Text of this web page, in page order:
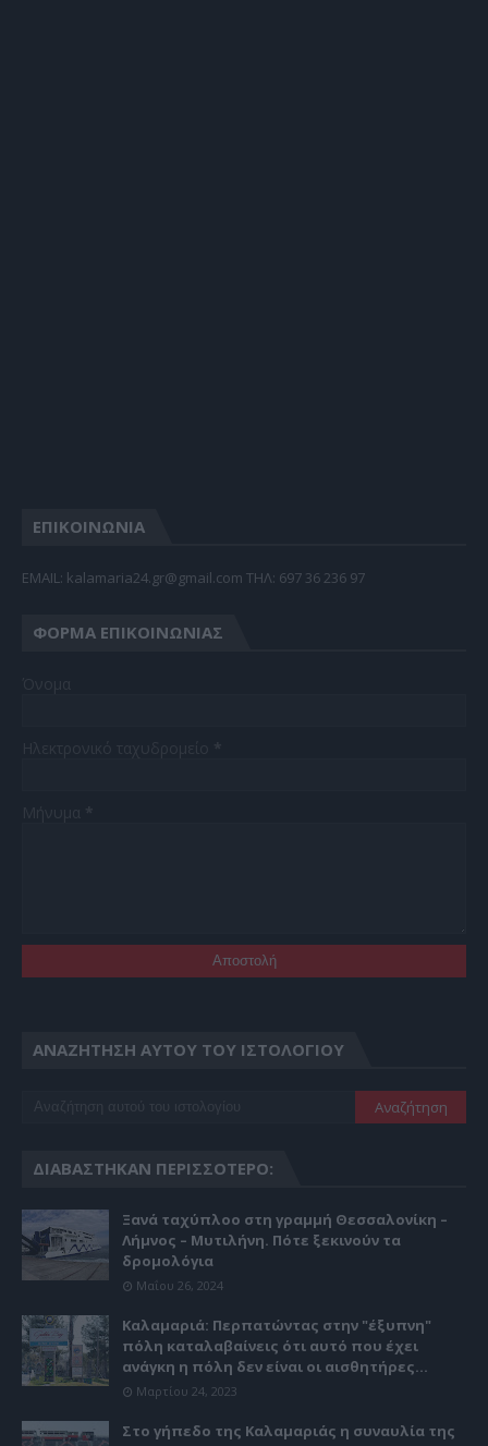
ΕΠΙΚΟΙΝΩΝΙΑ
EMAIL: kalamaria24.gr@gmail.com TΗΛ: 697 36 236 97
ΦΌΡΜΑ ΕΠΙΚΟΙΝΩΝΊΑΣ
ΑΝΑΖΉΤΗΣΗ ΑΥΤΟΎ ΤΟΥ ΙΣΤΟΛΟΓΊΟΥ
ΔΙΑΒΆΣΤΗΚΑΝ ΠΕΡΙΣΣΌΤΕΡΟ:
Ξανά ταχύπλοο στη γραμμή Θεσσαλονίκη –
Λήμνος – Μυτιλήνη. Πότε ξεκινούν τα
δρομολόγια
Μαΐου 26, 2024
Καλαμαριά: Περπατώντας στην "έξυπνη"
πόλη καταλαβαίνεις ότι αυτό που έχει
ανάγκη η πόλη δεν είναι οι αισθητήρες...
Μαρτίου 24, 2023
Στο γήπεδο της Καλαμαριάς η συναυλία της